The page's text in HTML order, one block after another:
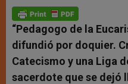
p
p
g
e
r
o
k
“Pedagogo de la
difundió por doquier.
Catecismo y una Liga
sacerdote que se dejó